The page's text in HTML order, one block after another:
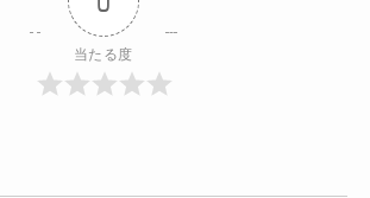
当たる度